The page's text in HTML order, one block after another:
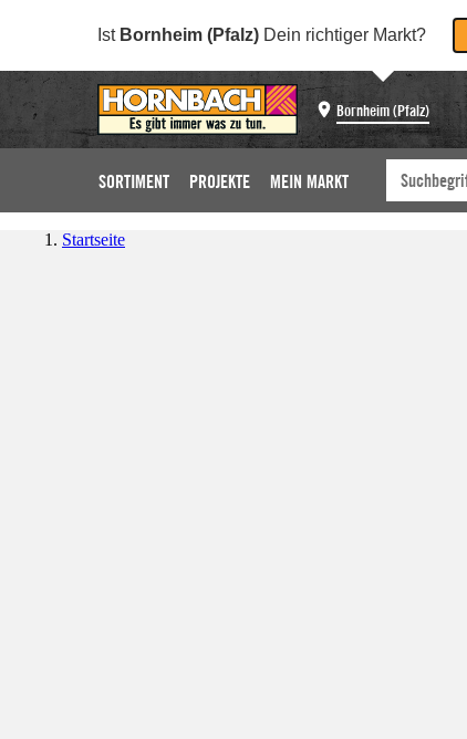
Ist Bornheim (Pfalz) Dein richtiger Markt?
Bornheim (Pfalz)
SORTIMENT PROJEKTE MEIN MARKT
Startseite